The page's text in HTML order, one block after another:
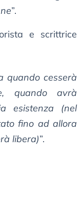
”.
e scrittrice
quando cesserà
quando avrà
esistenza (nel
fino ad allora
libera)”.